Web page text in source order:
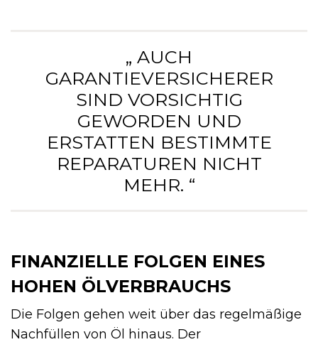
„ AUCH
GARANTIEVERSICHERER
SIND VORSICHTIG
GEWORDEN UND
ERSTATTEN BESTIMMTE
REPARATUREN NICHT
MEHR. “
FINANZIELLE FOLGEN EINES
HOHEN ÖLVERBRAUCHS
Die Folgen gehen weit über das regelmäßige
Nachfüllen von Öl hinaus. Der